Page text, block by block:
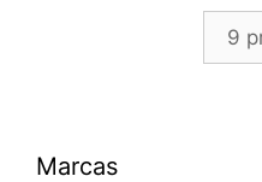
Marcas